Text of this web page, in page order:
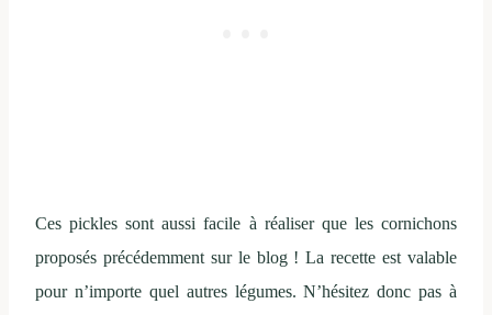
Ces pickles sont aussi facile à réaliser que les cornichons
proposés précédemment sur le blog ! La recette est valable
pour n’importe quel autres légumes. N’hésitez donc pas à